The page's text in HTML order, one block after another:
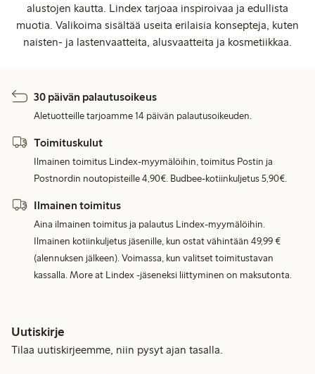
alustojen kautta. Lindex tarjoaa inspiroivaa ja edullista
muotia. Valikoima sisältää useita erilaisia konsepteja, kuten
naisten- ja lastenvaatteita, alusvaatteita ja kosmetiikkaa.
30 päivän palautusoikeus
Aletuotteille tarjoamme 14 päivän palautusoikeuden.
Toimituskulut
Ilmainen toimitus Lindex-myymälöihin, toimitus Postin ja
Postnordin noutopisteille 4,90€. Budbee-kotiinkuljetus 5,90€.
Ilmainen toimitus
Aina ilmainen toimitus ja palautus Lindex-myymälöihin.
Ilmainen kotiinkuljetus jäsenille, kun ostat vähintään 49,99 €
(alennuksen jälkeen). Voimassa, kun valitset toimitustavan
kassalla. More at Lindex -jäseneksi liittyminen on maksutonta.
Uutiskirje
Tilaa uutiskirjeemme, niin pysyt ajan tasalla.